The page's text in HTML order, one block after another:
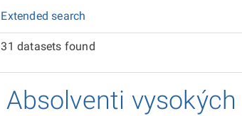
Extended search
31 datasets found
Absolventi